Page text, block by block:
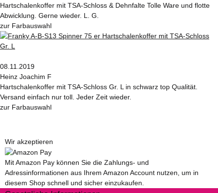
Hartschalenkoffer mit TSA-Schloss & Dehnfalte Tolle Ware und flotte
Abwicklung. Gerne wieder. L. G.
zur Farbauswahl
08.11.2019
Heinz Joachim F
Hartschalenkoffer mit TSA-Schloss Gr. L in schwarz top Qualität.
Versand einfach nur toll. Jeder Zeit wieder.
zur Farbauswahl
Wir akzeptieren
Mit Amazon Pay können Sie die Zahlungs- und
Adressinformationen aus Ihrem Amazon Account nutzen, um in
diesem Shop schnell und sicher einzukaufen.